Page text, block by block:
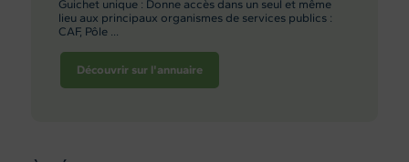
Guichet unique : Donne accès dans un seul et même
lieu aux principaux organismes de services publics :
CAF, Pôle ...
Découvrir sur l'annuaire